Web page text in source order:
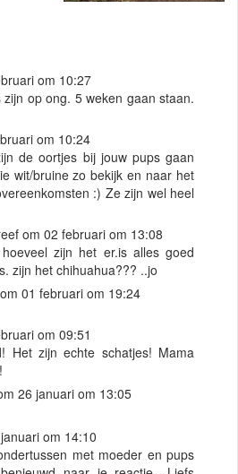
om 10:27
op ong. 5 weken gaan staan.
om 10:24
de oortjes bij jouw pups gaan
wit/bruine zo bekijk en naar het
:) Ze zijn wel heel
om 02 februari om 13:08
zijn het er.is alles goed
zijn het chihuahua??? ..jo
01 februari om 19:24
om 09:51
Het zijn echte schatjes! Mama
26 januari om 13:05
om 14:10
met moeder en pups